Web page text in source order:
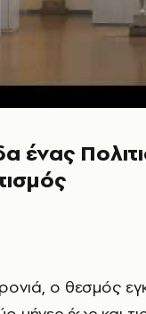
ένας
ο θεσμός